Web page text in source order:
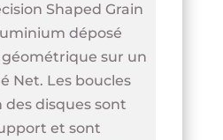
Shaped Grain
déposé
sur un
Net. Les boucles
disques sont
et sont